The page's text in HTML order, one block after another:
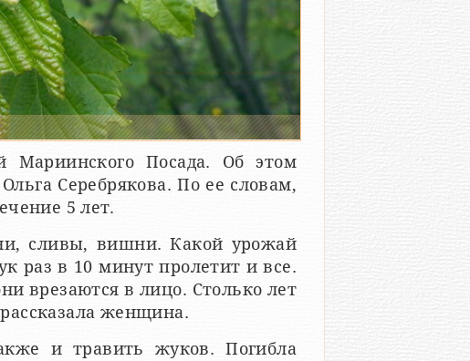
Мариинского Посада. Об этом
Серебрякова. По ее словам,
5 лет.
сливы, вишни. Какой урожай
раз в 10 минут пролетит и все.
врезаются в лицо. Столько лет
женщина.
и травить жуков. Погибла